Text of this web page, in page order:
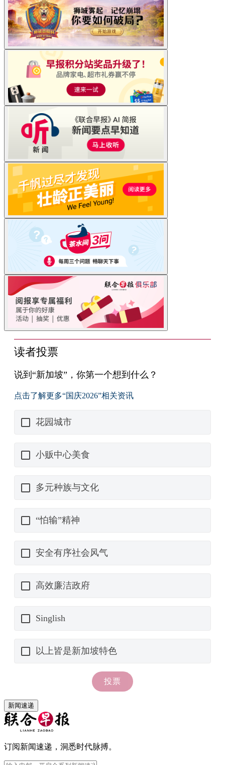
新闻速递
订阅新闻速递，洞悉时代脉搏。